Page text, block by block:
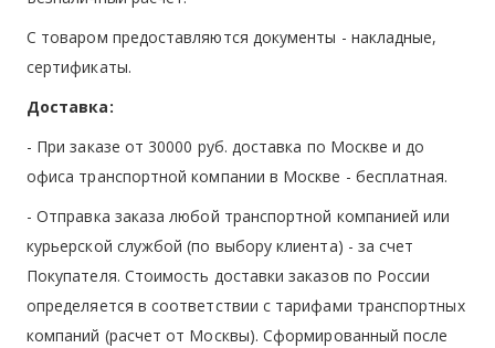
С товаром предоставляются документы - накладные,
сертификаты.
Доставка:
- При заказе от 30000 руб. доставка по Москве и до
офиса транспортной компании в Москве - бесплатная.
- Отправка заказа любой транспортной компанией или
курьерской службой (по выбору клиента) - за счет
Покупателя. Стоимость доставки заказов по России
определяется в соответствии с тарифами транспортных
компаний (расчет от Москвы). Сформированный после